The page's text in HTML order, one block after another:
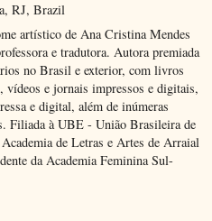
RJ, Brazil
artístico de Ana Cristina Mendes
e tradutora. Autora premiada
no Brasil e exterior, com livros
vídeos e jornais impressos e digitais,
e digital, além de inúmeras
Filiada à UBE - União Brasileira de
de Letras e Artes de Arraial
da Academia Feminina Sul-